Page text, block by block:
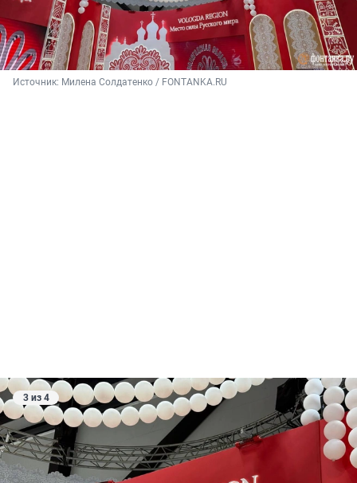
Источник: Милена Солдатенко / FONTANKA.RU
3 из 4